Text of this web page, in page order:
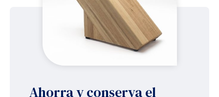
Ahorra y conserva el